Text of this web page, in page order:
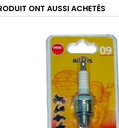
ONT AUSSI ACHETÉS